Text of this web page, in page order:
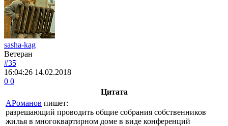
sasha-kag
Ветеран
#35
16:04:26 14.02.2018
0 0
Цитата
АРоманов пишет:
разрешающий проводить общие собрания собственников
жилья в многоквартирном доме в виде конференций